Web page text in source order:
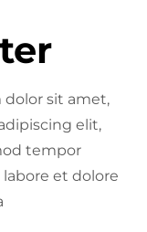
dolor sit amet,
elit,
tempor
et dolore